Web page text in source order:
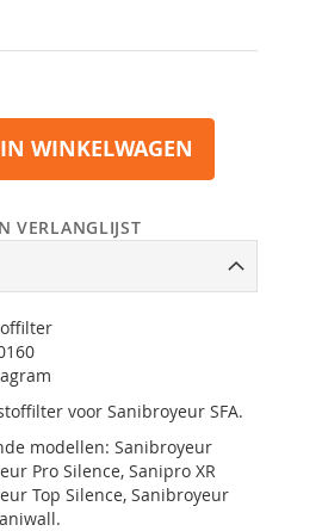
IN WINKELWAGEN
VERLANGLIJST
voor Sanibroyeur SFA.
modellen: Sanibroyeur
Pro Silence, Sanipro XR
Top Silence, Sanibroyeur